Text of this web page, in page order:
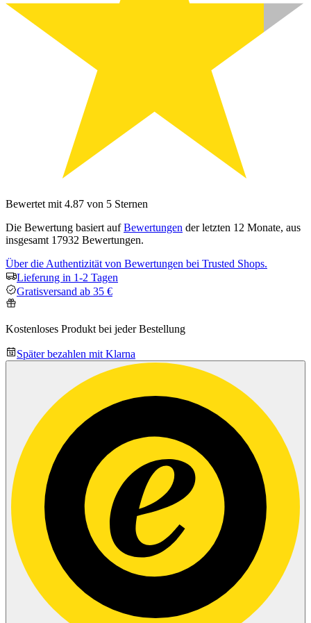
Bewertet mit 4.87 von 5 Sternen
Die Bewertung basiert aufBewertungen der letzten 12 Monate, aus
insgesamt 17932 Bewertungen.
Über die Authentizität von Bewertungen bei Trusted Shops.
Lieferung in 1-2 Tagen
Gratisversand ab 35 €
Kostenloses Produkt bei jeder Bestellung
Später bezahlen mit Klarna